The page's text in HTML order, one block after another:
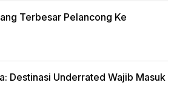
Terbesar Pelancong Ke
Destinasi Underrated Wajib Masuk